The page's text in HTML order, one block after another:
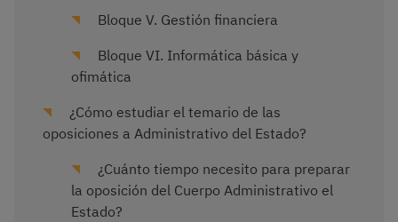
Bloque V. Gestión financiera
Bloque VI. Informática básica y
ofimática
¿Cómo estudiar el temario de las
oposiciones a Administrativo del Estado?
¿Cuánto tiempo necesito para preparar
la oposición del Cuerpo Administrativo el
Estado?